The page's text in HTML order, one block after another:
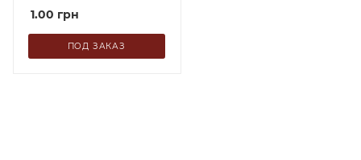
1.00 грн
ПОД ЗАКАЗ